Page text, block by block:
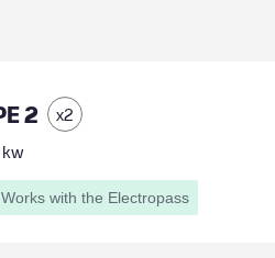
2 x2
Works with the Electropass